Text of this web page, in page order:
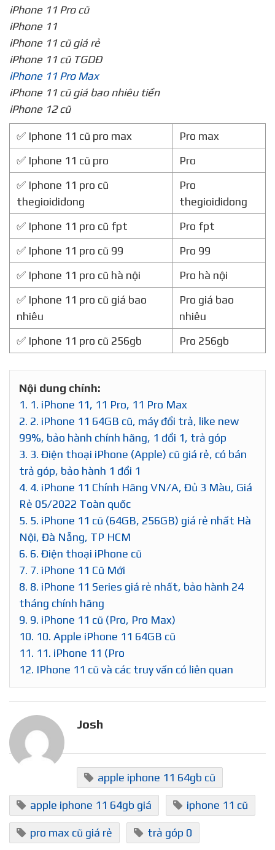
iPhone 11 Pro cũ
iPhone 11
iPhone 11 cũ giá rẻ
iPhone 11 cũ TGDĐ
iPhone 11 Pro Max
iPhone 11 cũ giá bao nhiêu tiền
iPhone 12 cũ
✅ Iphone 11 cũ pro max
Pro max
✅ Iphone 11 cũ pro
Pro
✅ Iphone 11 pro cũ
thegioididong
Pro
thegioididong
✅ Iphone 11 pro cũ fpt
Pro fpt
✅ Iphone 11 pro cũ 99
Pro 99
✅ Iphone 11 pro cũ hà nội
Pro hà nội
✅ Iphone 11 pro cũ giá bao
nhiêu
Pro giá bao
nhiêu
✅ Iphone 11 pro cũ 256gb
Pro 256gb
Nội dung chính:
1. 1. iPhone 11, 11 Pro, 11 Pro Max
2. 2. iPhone 11 64GB cũ, máy đổi trả, like new
99%, bảo hành chính hãng, 1 đổi 1, trả góp
3. 3. Điện thoại iPhone (Apple) cũ giá rẻ, có bán
trả góp, bảo hành 1 đổi 1
4. 4. iPhone 11 Chính Hãng VN/A, Đủ 3 Màu, Giá
Rẻ 05/2022 Toàn quốc
5. 5. iPhone 11 cũ (64GB, 256GB) giá rẻ nhất Hà
Nội, Đà Nẵng, TP HCM
6. 6. Điện thoại iPhone cũ
7. 7. iPhone 11 Cũ Mới
8. 8. iPhone 11 Series giá rẻ nhất, bảo hành 24
tháng chính hãng
9. 9. iPhone 11 cũ (Pro, Pro Max)
10. 10. Apple iPhone 11 64GB cũ
11. 11. iPhone 11 (Pro
12. IPhone 11 cũ và các truy vấn có liên quan
Josh
apple iphone 11 64gb cũ
apple iphone 11 64gb giá iphone 11 cũ
pro max cũ giá rẻ trả góp 0